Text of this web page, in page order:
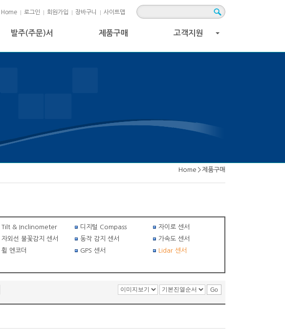
Home 로그인 회원가입 장바구니 사이트맵
발주(주문)서 제품구매 고객지원
Home > 제품구매
Tilt & Inclinometer 디지털 Compass
자이로 센서
자외선 불꽃감지 센서 동작 감지 센서
가속도 센서
휠 엔코더 GPS 센서
Lidar 센서